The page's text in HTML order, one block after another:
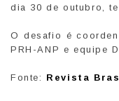
dia 30 de outubro,
O desafio é
PRH-ANP e equipe
Fonte: Revista